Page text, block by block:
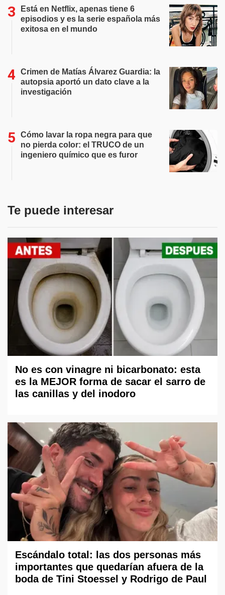
Está en Netflix, apenas tiene 6
episodios y es la serie española más
exitosa en el mundo
Crimen de Matías Álvarez Guardia: la
autopsia aportó un dato clave a la
investigación
Cómo lavar la ropa negra para que
no pierda color: el TRUCO de un
ingeniero químico que es furor
Te puede interesar
No es con vinagre ni bicarbonato: esta
es la MEJOR forma de sacar el sarro de
las canillas y del inodoro
Escándalo total: las dos personas más
importantes que quedarían afuera de la
boda de Tini Stoessel y Rodrigo de Paul